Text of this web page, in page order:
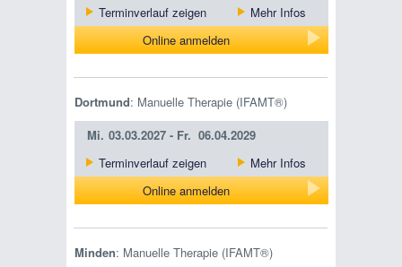
Terminverlauf zeigen
Mehr Infos
Online anmelden
Dortmund: Manuelle Therapie (IFAMT®)
Mi. 03.03.2027 - Fr. 06.04.2029
Terminverlauf zeigen
Mehr Infos
Online anmelden
Minden: Manuelle Therapie (IFAMT®)